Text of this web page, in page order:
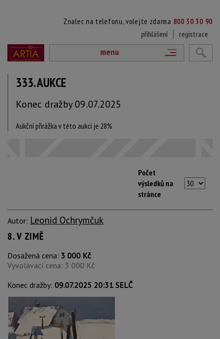
Znalec na telefonu, volejte zdarma 800 30 30 90
přihlášení
registrace
menu
333. AUKCE
Konec dražby 09.07.2025
Aukční přirážka v této aukci je 28%
Počet
výsledků na
stránce
Autor: Leonid Ochrymčuk
8. V ZIMĚ
Dosažená cena: 3 000 Kč
Vyvolávací cena: 3 000 Kč
Konec dražby: 09.07.2025 20:31 SELČ